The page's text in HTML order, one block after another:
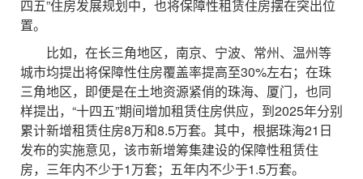
四五”住房发展规划中，也将保障性租赁住房摆在突出位
置。
比如，在长三角地区，南京、宁波、常州、温州等
城市均提出将保障性住房覆盖率提高至30%左右；在珠
三角地区，即便是在土地资源紧俏的珠海、厦门，也同
样提出，“十四五”期间增加租赁住房供应，到2025年分别
累计新增租赁住房8万和8.5万套。其中，根据珠海21日
发布的实施意见，该市新增筹集建设的保障性租赁住
房，三年内不少于1万套；五年内不少于1.5万套。